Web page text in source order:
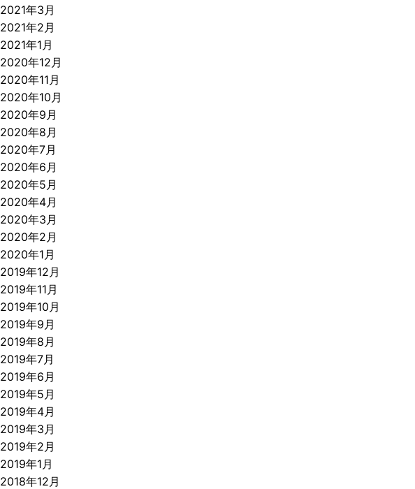
2021年3月
2021年2月
2021年1月
2020年12月
2020年11月
2020年10月
2020年9月
2020年8月
2020年7月
2020年6月
2020年5月
2020年4月
2020年3月
2020年2月
2020年1月
2019年12月
2019年11月
2019年10月
2019年9月
2019年8月
2019年7月
2019年6月
2019年5月
2019年4月
2019年3月
2019年2月
2019年1月
2018年12月